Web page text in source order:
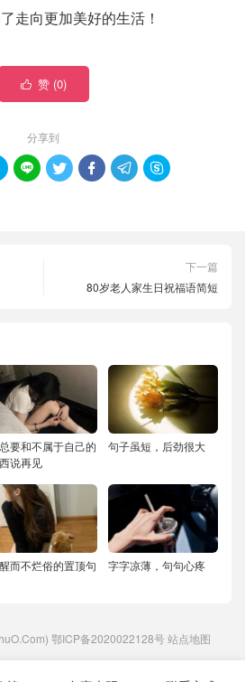
走向更加美好的生活！
 赞 (0)
分享到
    
下一篇
80岁老人家生日祝福语简短
要和不属于自己的
说再见
句子虽短，后劲很大
而不烂俗的置顶句
字字凉薄，句句心疼
鄂ICP备2020022128号站点地图